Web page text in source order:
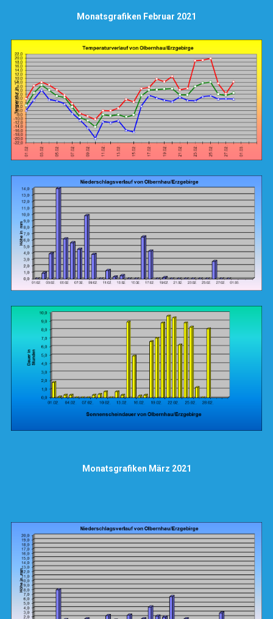
Monatsgrafiken Februar 2021
Monatsgrafiken März 2021